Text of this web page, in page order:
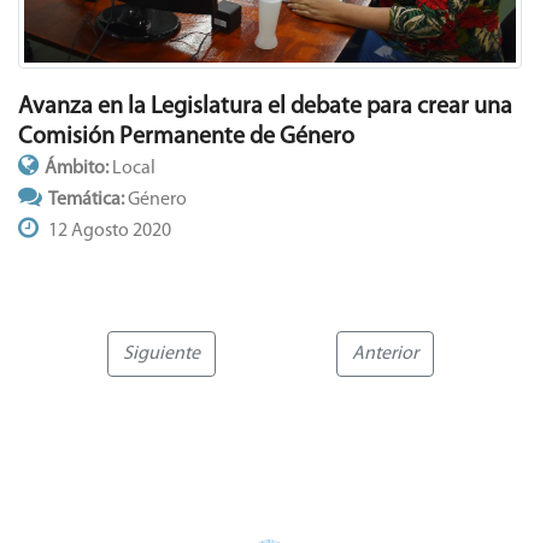
Avanza en la Legislatura el debate para crear una
Comisión Permanente de Género
Ámbito: Local
Temática:Género
12 Agosto 2020
Siguiente Anterior